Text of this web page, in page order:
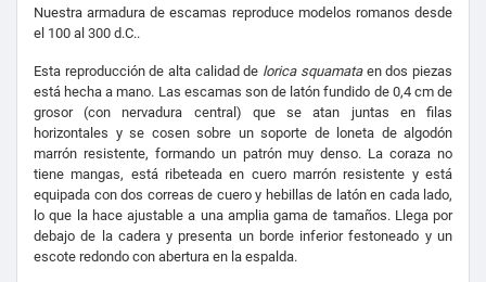
Nuestra armadura de escamas reproduce modelos romanos desde
el 100 al 300 d.C..
Esta reproducción de alta calidad de lorica squamataen dos piezas
está hecha a mano. Las escamas son de latón fundido de 0,4 cm de
grosor (con nervadura central) que se atan juntas en filas
horizontales y se cosen sobre un soporte de loneta de algodón
marrón resistente, formando un patrón muy denso. La coraza no
tiene mangas, está ribeteada en cuero marrón resistente y está
equipada con dos correas de cuero y hebillas de latón en cada lado,
lo que la hace ajustable a una amplia gama de tamaños. Llega por
debajo de la cadera y presenta un borde inferior festoneado y un
escote redondo con abertura en la espalda.